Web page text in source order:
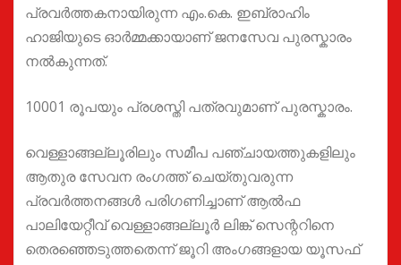
പ്രവർത്തകനായിരുന്ന എം.കെ. ഇബ്രാഹിം
ഹാജിയുടെ ഓര്‍മ്മക്കായാണ് ജനസേവ പുരസ്കാരം
നല്‍കുന്നത്.
10001 രൂപയും പ്രശസ്തി പത്രവുമാണ് പുരസ്കാരം.
വെള്ളാങ്ങല്ലൂരിലും സമീപ പഞ്ചായത്തുകളിലും
ആതുര സേവന രംഗത്ത് ചെയ്തുവരുന്ന
പ്രവര്‍ത്തനങ്ങള്‍ പരിഗണിച്ചാണ് ആല്‍ഫ
പാലിയേറ്റീവ് വെള്ളാങ്ങല്ലൂര്‍ ലിങ്ക് സെന്ററിനെ
തെരഞ്ഞെടുത്തതെന്ന് ജൂറി അംഗങ്ങളായ യൂസഫ്‌